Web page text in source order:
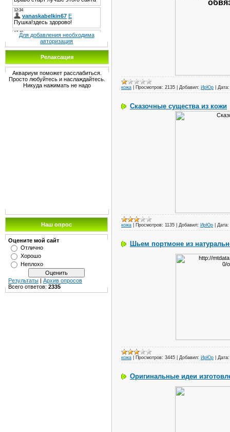
Для добавления необходима
авторизация
Релаксация
Аквариум поможет расслабиться.
Просто любуйтесь и наслаждайтесь.
Никуда нажимать не надо
Наш опрос
Оцените мой сайт
Отлично
Хорошо
Неплохо
Результаты | Архив опросов
Всего ответов: 2335
кожа Просмотров: 2135 Добавил: ИрЮр Дата:
Сказочные существа из кожи
кожа Просмотров: 1135 Добавил: ИрЮр Дата:
Шьем портмоне из
кожа Просмотров: 3445 Добавил: ИрЮр Дата:
Оригинальные идеи